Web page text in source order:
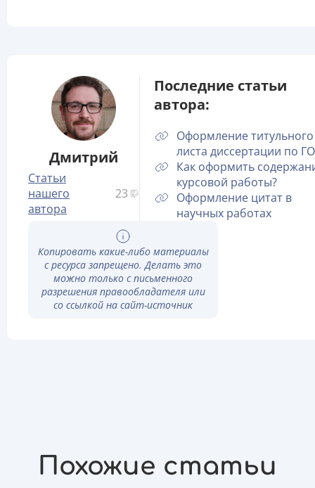
Дмитрий
Статьи
нашего
автора
23
Последние статьи
автора:
Оформление титульного
листа диссертации по
Как оформить
курсовой работы?
Оформление цитат в
научных работах
Копировать какие-либо материалы
с ресурса запрещено. Делать это
можно только с письменного
разрешения правообладателя или
со ссылкой на сайт-источник
Похожие статьи